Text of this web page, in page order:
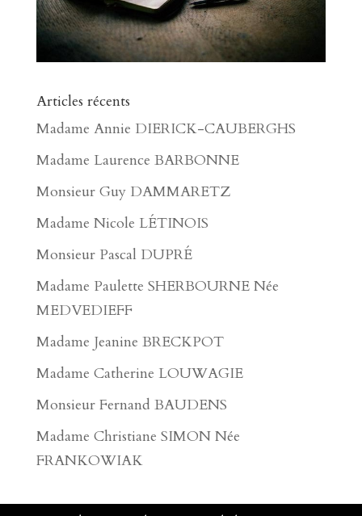
Articles récents
Madame Annie DIERICK-CAUBERGHS
Madame Laurence BARBONNE
Monsieur Guy DAMMARETZ
Madame Nicole LÉTINOIS
Monsieur Pascal DUPRÉ
Madame Paulette SHERBOURNE Née
MEDVEDIEFF
Madame Jeanine BRECKPOT
Madame Catherine LOUWAGIE
Monsieur Fernand BAUDENS
Madame Christiane SIMON Née
FRANKOWIAK